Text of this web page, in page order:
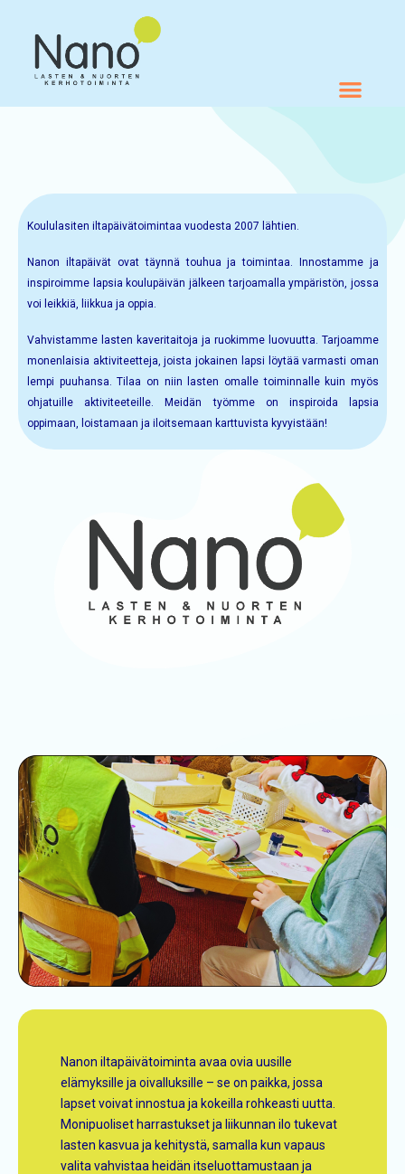
Koululasiten iltapäivätoimintaa vuodesta 2007 lähtien.
Nanon iltapäivät ovat täynnä touhua ja toimintaa. Innostamme ja
inspiroimme lapsia koulupäivän jälkeen tarjoamalla ympäristön, jossa
voi leikkiä, liikkua ja oppia.
Vahvistamme lasten kaveritaitoja ja ruokimme luovuutta. Tarjoamme
monenlaisia aktiviteetteja, joista jokainen lapsi löytää varmasti oman
lempi puuhansa. Tilaa on niin lasten omalle toiminnalle kuin myös
ohjatuille aktiviteeteille. Meidän työmme on inspiroida lapsia
oppimaan, loistamaan ja iloitsemaan karttuvista kyvyistään!
Nanon iltapäivätoiminta avaa ovia uusille
elämyksille ja oivalluksille – se on paikka, jossa
lapset voivat innostua ja kokeilla rohkeasti uutta.
Monipuoliset harrastukset ja liikunnan ilo tukevat
lasten kasvua ja kehitystä, samalla kun vapaus
valita vahvistaa heidän itseluottamustaan ja